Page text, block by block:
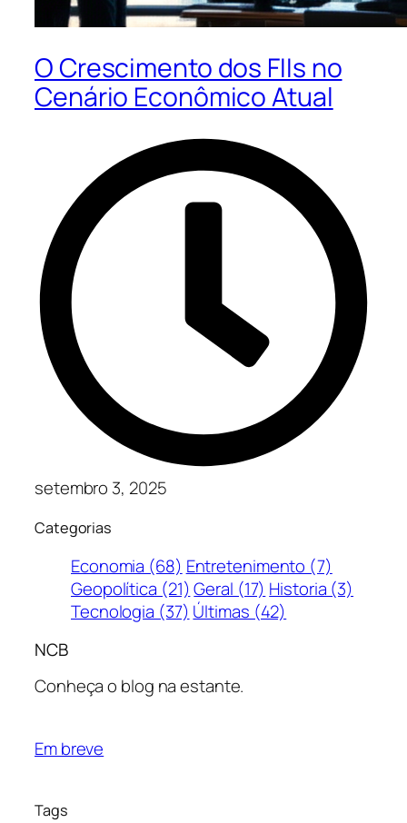
O Crescimento dos FIIs no
Cenário Econômico Atual
setembro 3, 2025
Categorias
Economia (68) Entretenimento (7)
Geopolítica (21) Geral (17) Historia (3)
Tecnologia (37) Últimas (42)
NCB
Conheça o blog na estante.
Em breve
Tags